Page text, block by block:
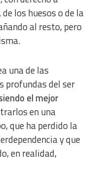
los huesos o de la
al resto, pero
una de las
profundas del ser
el mejor
en una
que ha perdido la
y que
en realidad,